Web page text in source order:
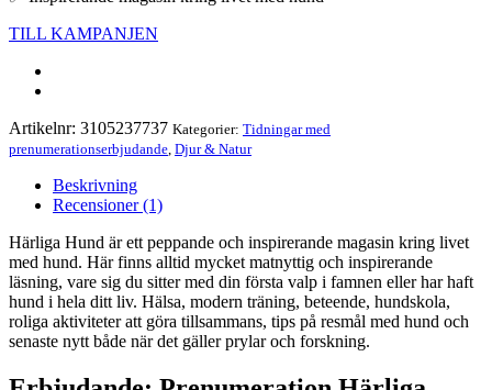
TILL KAMPANJEN
Artikelnr: 3105237737 Kategorier: Tidningar med
prenumerationserbjudande Djur & Natur
Beskrivning
Recensioner (1)
Härliga Hund är ett peppande och inspirerande magasin kring livet
med hund. Här finns alltid mycket matnyttig och inspirerande
läsning, vare sig du sitter med din första valp i famnen eller har haft
hund i hela ditt liv. Hälsa, modern träning, beteende, hundskola,
roliga aktiviteter att göra tillsammans, tips på resmål med hund och
senaste nytt både när det gäller prylar och forskning.